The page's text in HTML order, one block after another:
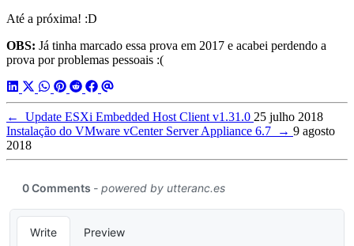
Até a próxima! :D
OBS: Já tinha marcado essa prova em 2017 e acabei perdendo a
prova por problemas pessoais :(
← Update ESXi Embedded Host Client v1.31.0 25 julho 2018
Instalação do VMware vCenter Server Appliance 6.7
→ 9 agosto
2018